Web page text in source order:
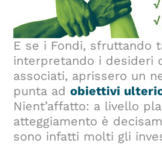
E se i Fondi, sfruttando
interpretando i desideri
associati, aprissero un
punta adobiettivi
Nient’affatto: a livello
atteggiamento è
sono infatti molti gli